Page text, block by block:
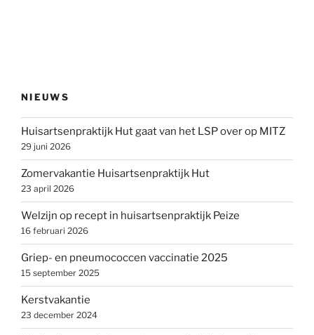
NIEUWS
Huisartsenpraktijk Hut gaat van het LSP over op MITZ
29 juni 2026
Zomervakantie Huisartsenpraktijk Hut
23 april 2026
Welzijn op recept in huisartsenpraktijk Peize
16 februari 2026
Griep- en pneumococcen vaccinatie 2025
15 september 2025
Kerstvakantie
23 december 2024